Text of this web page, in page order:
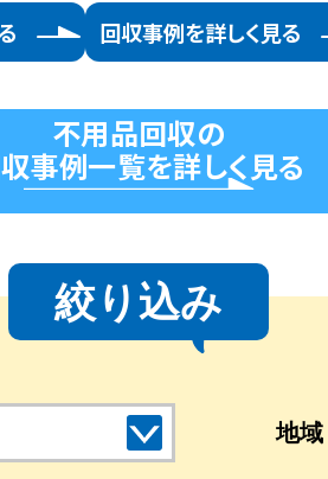
回収事例を詳しく見る
不用品回収の
事例一覧を詳しく見る
絞り込み
地域